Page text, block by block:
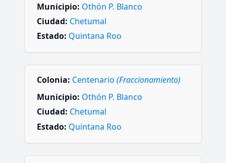
Municipio: Othón P. Blanco
Ciudad: Chetumal
Estado: Quintana Roo
Colonia: Centenario (Fraccionamiento)
Municipio: Othón P. Blanco
Ciudad: Chetumal
Estado: Quintana Roo